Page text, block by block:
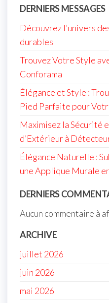
DERNIERS MESSAGES
Découvrez l’univers
durables
Trouvez Votre Style
Conforama
Élégance et Style :
Pied Parfaite pour
Maximisez la Sécurité
d’Extérieur à
Élégance Naturelle :
une Applique Murale
DERNIERS
Aucun commentaire à
ARCHIVE
juillet 2026
juin 2026
mai 2026